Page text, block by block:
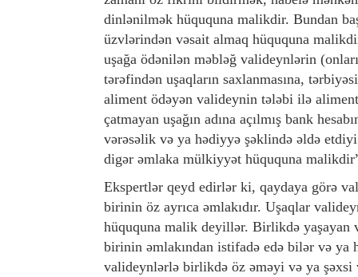
dinlənilmək hüququna malikdir. Bundan
üzvlərindən vəsait almaq hüququna
uşağa ödənilən məbləğ valideynlərin
tərəfindən uşaqların saxlanmasına,
aliment ödəyən valideynin tələbi ilə
çatmayan uşağın adına açılmış bank
vərəsəlik və ya hədiyyə şəklində əldə
digər əmlaka mülkiyyət hüququna
Ekspertlər qeyd edirlər ki, qaydaya görə
birinin öz ayrıca əmlakıdır. Uşaqlar
hüququna malik deyillər. Birlikdə yaşayan
birinin əmlakından istifadə edə bilər və
valideynlərlə birlikdə öz əməyi və ya şəxsi